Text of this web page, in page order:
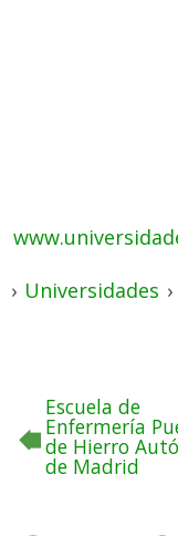
› Universidades ›
Escuela de
Enfermería
de Hierro
de Madrid